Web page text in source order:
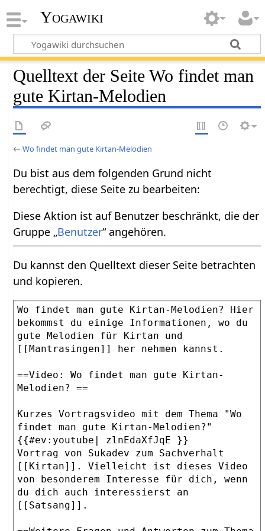
Yogawiki
Quelltext der Seite Wo findet man
gute Kirtan-Melodien
←Wo findet man gute Kirtan-Melodien
Du bist aus dem folgenden Grund nicht
berechtigt, diese Seite zu bearbeiten:
Diese Aktion ist auf Benutzer beschränkt, die der
Gruppe „Benutzer“ angehören.
Du kannst den Quelltext dieser Seite betrachten
und kopieren.